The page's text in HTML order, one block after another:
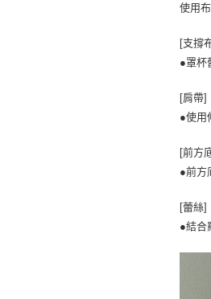
使用
[支撐
●罩杯
[肩帶]
●使用
[前方
●前方
[蕾絲]
●結合